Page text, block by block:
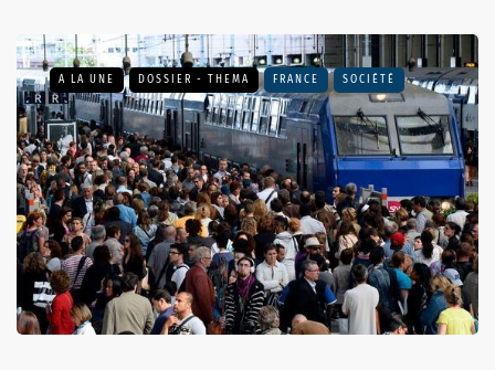
A LA UNE DOSSIER - THEMA FRANCE SOCIÉTÉ